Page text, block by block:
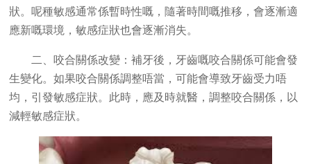
狀。呢種敏感通常係暫時性嘅，隨著時間嘅推移，會逐漸適
應新嘅環境，敏感症狀也會逐漸消失。
二、咬合關係改變：補牙後，牙齒嘅咬合關係可能會發
生變化。如果咬合關係調整唔當，可能會導致牙齒受力唔
均，引發敏感症狀。此時，應及時就醫，調整咬合關係，以
減輕敏感症狀。